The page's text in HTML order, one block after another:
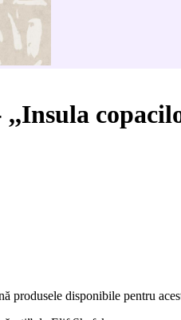
produsele disponibile pentru